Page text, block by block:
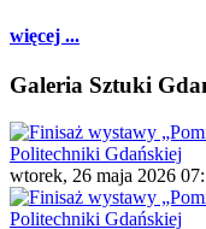
więcej ...
Galeria Sztuki
wtorek, 26 maja 2026